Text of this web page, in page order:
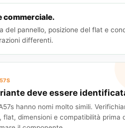
commerciale.
del pannello, posizione del flat e
differenti.
deve essere
hanno nomi molto simili.
flat, dimensioni e compatibilità prima